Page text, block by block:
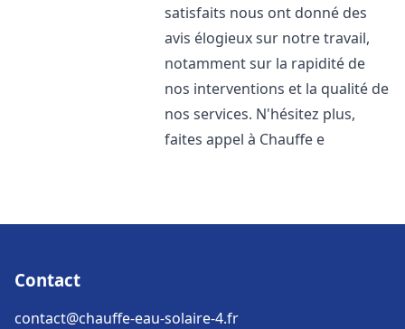
satisfaits nous ont donné des
avis élogieux sur notre travail,
notamment sur la rapidité de
nos interventions et la qualité de
nos services. N'hésitez plus,
faites appel à Chauffe e
Contact
contact@chauffe-eau-solaire-4.fr